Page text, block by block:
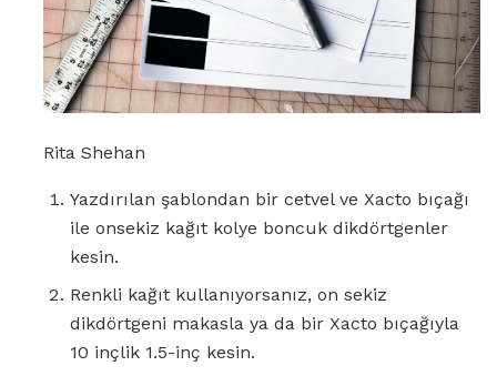
Rita Shehan
Yazdırılan şablondan bir cetvel ve Xacto bıçağı
ile onsekiz kağıt kolye boncuk dikdörtgenler
kesin.
Renkli kağıt kullanıyorsanız, on sekiz
dikdörtgeni makasla ya da bir Xacto bıçağıyla
10 inçlik 1.5-inç kesin.